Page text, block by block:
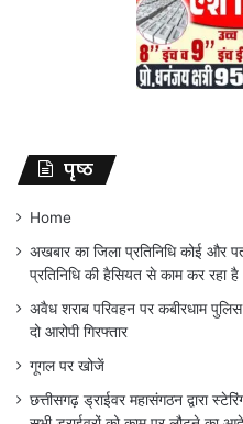
पृष्ठ
Home
अखबार का जिला प्रतिनिधि कोई
प्रतिनिधि की हैसियत से काम कर रहा है
अवैध शराब परिवहन पर कबीरधाम
दो आरोपी गिरफ्तार
गूगल पर खोजें
छत्तीसगढ़ ड्राईवर महासंगठन द्वारा